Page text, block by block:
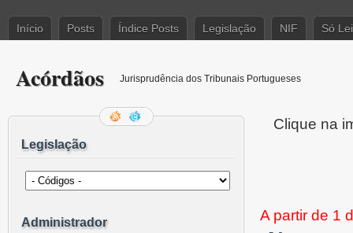
Início Posts Índice Posts Legislação NIF Só
Acórdãos Jurisprudência dos Tribunais Portugueses
Clique na
A partir de 1
Legislação
Administrador